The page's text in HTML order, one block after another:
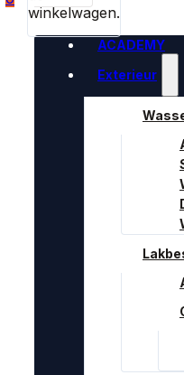
winkelwagen.
ACADEMY
Exterieur